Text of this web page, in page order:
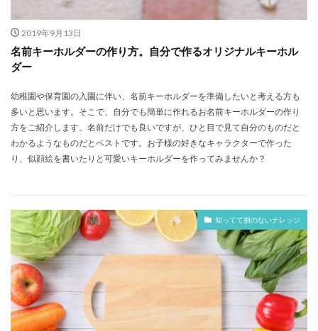
2019年9月13日
名前キーホルダーの作り方。自分で作るオリジナルキーホル
ダー
幼稚園や保育園の入園に伴い、名前キーホルダーを準備したいと考える方も
多いと思います。そこで、自分でも簡単に作れるお名前キーホルダーの作り
方をご紹介します。名前だけでも良いですが、ひと目で見て自分のものだと
わかるようなものだとベストです。お子様の好きなキャラクターで作った
り、似顔絵を書いたりと可愛いキーホルダーを作ってみませんか？
知ってて損のないナレッジ